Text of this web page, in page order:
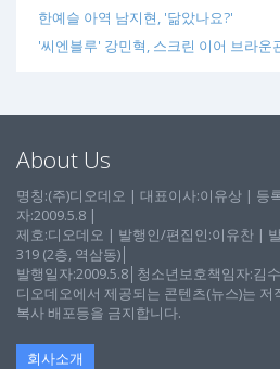
한예슬 아역 남지현, '닮았나요?'
'씨엔블루' 강민혁, 스크린 이어 브라운
About Us
명칭:(주)디오데오 | 대표이사:이유상 | 등
자:2009.5.8 |
제호:디오데오 | 발행인/편집인:이유찬 |
319 (2층, 역삼동)│
발행일자:2009.5.8│청소년보호책임자:김
디오데오에서 제공되는 콘텐츠(뉴스)는
복사 배포등을 금지합니다.
회사소개